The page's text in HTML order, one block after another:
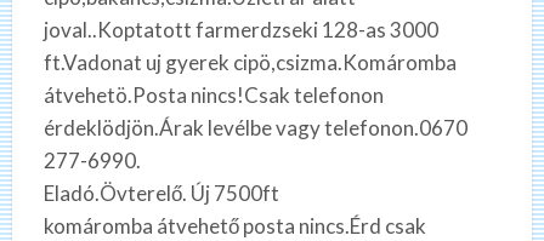
joval..Koptatott farmerdzseki 128-as 3000
ft.Vadonat uj gyerek cipö,csizma.Komáromba
átvehetö.Posta nincs!Csak telefonon
érdeklödjön.Árak levélbe vagy telefonon.0670
277-6990.
Eladó.Övterelő. Új 7500ft
komáromba átvehető posta nincs.Érd csak